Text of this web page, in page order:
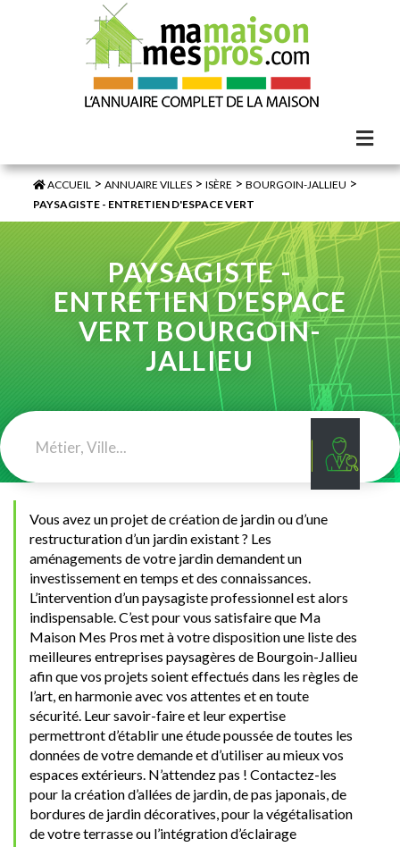
ACCUEIL >ANNUAIRE VILLES >ISÈRE >BOURGOIN-JALLIEU >
PAYSAGISTE - ENTRETIEN D'ESPACE VERT
PAYSAGISTE -
ENTRETIEN D'ESPACE
VERT BOURGOIN-
JALLIEU
Vous avez un projet de création de jardin ou d’une
restructuration d’un jardin existant ? Les
aménagements de votre jardin demandent un
investissement en temps et des connaissances.
L’intervention d’un paysagiste professionnel est alors
indispensable. C’est pour vous satisfaire que Ma
Maison Mes Pros met à votre disposition une liste des
meilleures entreprises paysagères de Bourgoin-Jallieu
afin que vos projets soient effectués dans les règles de
l’art, en harmonie avec vos attentes et en toute
sécurité. Leur savoir-faire et leur expertise
permettront d’établir une étude poussée de toutes les
données de votre demande et d’utiliser au mieux vos
espaces extérieurs. N’attendez pas ! Contactez-les
pour la création d’allées de jardin, de pas japonais, de
bordures de jardin décoratives, pour la végétalisation
de votre terrasse ou l’intégration d’éclairage